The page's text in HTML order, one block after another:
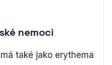
nemoci
také jako erythema